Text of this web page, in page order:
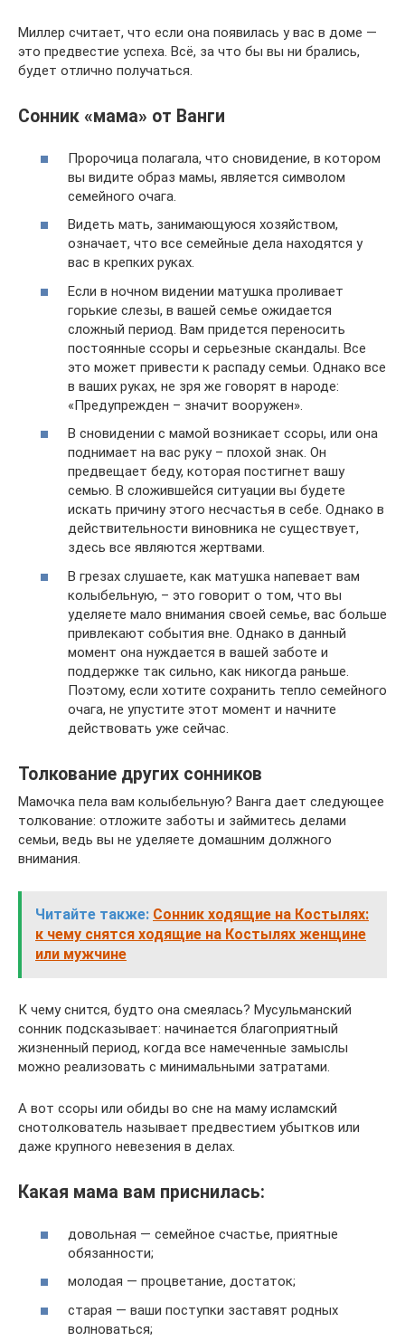
Миллер считает, что если она появилась у вас в доме —
это предвестие успеха. Всё, за что бы вы ни брались,
будет отлично получаться.
Сонник «мама» от Ванги
Пророчица полагала, что сновидение, в котором
вы видите образ мамы, является символом
семейного очага.
Видеть мать, занимающуюся хозяйством,
означает, что все семейные дела находятся у
вас в крепких руках.
Если в ночном видении матушка проливает
горькие слезы, в вашей семье ожидается
сложный период. Вам придется переносить
постоянные ссоры и серьезные скандалы. Все
это может привести к распаду семьи. Однако все
в ваших руках, не зря же говорят в народе:
«Предупрежден – значит вооружен».
В сновидении с мамой возникает ссоры, или она
поднимает на вас руку – плохой знак. Он
предвещает беду, которая постигнет вашу
семью. В сложившейся ситуации вы будете
искать причину этого несчастья в себе. Однако в
действительности виновника не существует,
здесь все являются жертвами.
В грезах слушаете, как матушка напевает вам
колыбельную, – это говорит о том, что вы
уделяете мало внимания своей семье, вас больше
привлекают события вне. Однако в данный
момент она нуждается в вашей заботе и
поддержке так сильно, как никогда раньше.
Поэтому, если хотите сохранить тепло семейного
очага, не упустите этот момент и начните
действовать уже сейчас.
Толкование других сонников
Мамочка пела вам колыбельную? Ванга дает следующее
толкование: отложите заботы и займитесь делами
семьи, ведь вы не уделяете домашним должного
внимания.
Читайте также: Сонник ходящие на Костылях:
к чему снятся ходящие на Костылях женщине
или мужчине
К чему снится, будто она смеялась? Мусульманский
сонник подсказывает: начинается благоприятный
жизненный период, когда все намеченные замыслы
можно реализовать с минимальными затратами.
А вот ссоры или обиды во сне на маму исламский
снотолкователь называет предвестием убытков или
даже крупного невезения в делах.
Какая мама вам приснилась:
довольная — семейное счастье, приятные
обязанности;
молодая — процветание, достаток;
старая — ваши поступки заставят родных
волноваться;